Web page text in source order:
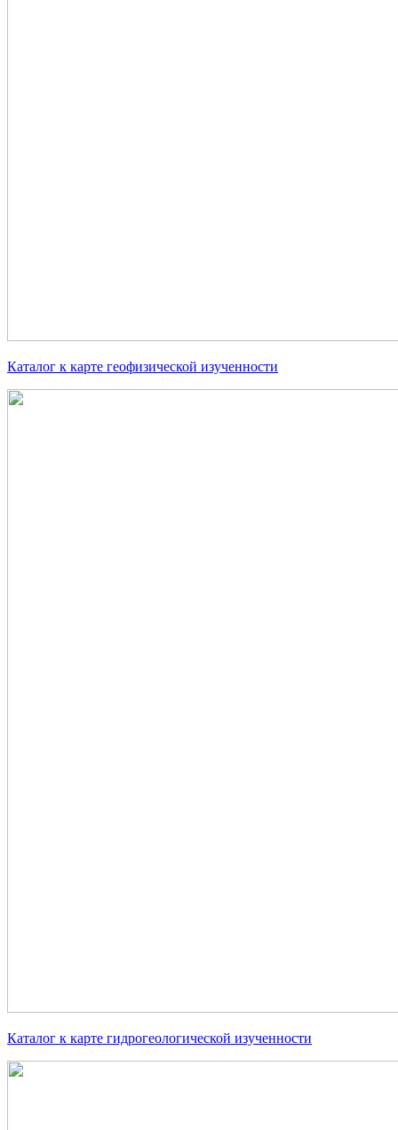
Каталог к карте геофизической изученности
Каталог к карте гидрогеологической изученности